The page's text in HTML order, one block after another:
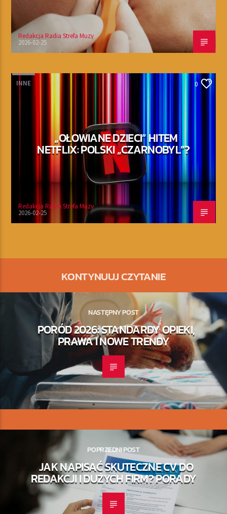
Redakcja Radia Strefa Muzy
2026-02-25
INNE 0
„OŁOWIANE DZIECI” HITEM
NETFLIX: POLSKI „CZARNOBYL”?
Redakcja Radia Strefa Muzy
2026-02-25
KONTYNUUJ CZYTANIE
NASTĘPNY POST
PORÓD 2026: STANDARDY OPIEKI,
PRAWA I NOWE TRENDY
POPRZEDNI POST
JAK NAPISAĆ SKUTECZNE CV DO
REDAKCJI I DUŻYCH FIRM? PORADY